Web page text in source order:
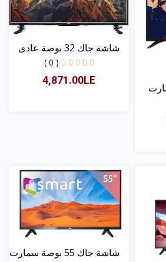
شاشة جاك 32 بوصة عادى
( 0 )
4,871.00LE
شاشة جاك 55 بوصة سمارت